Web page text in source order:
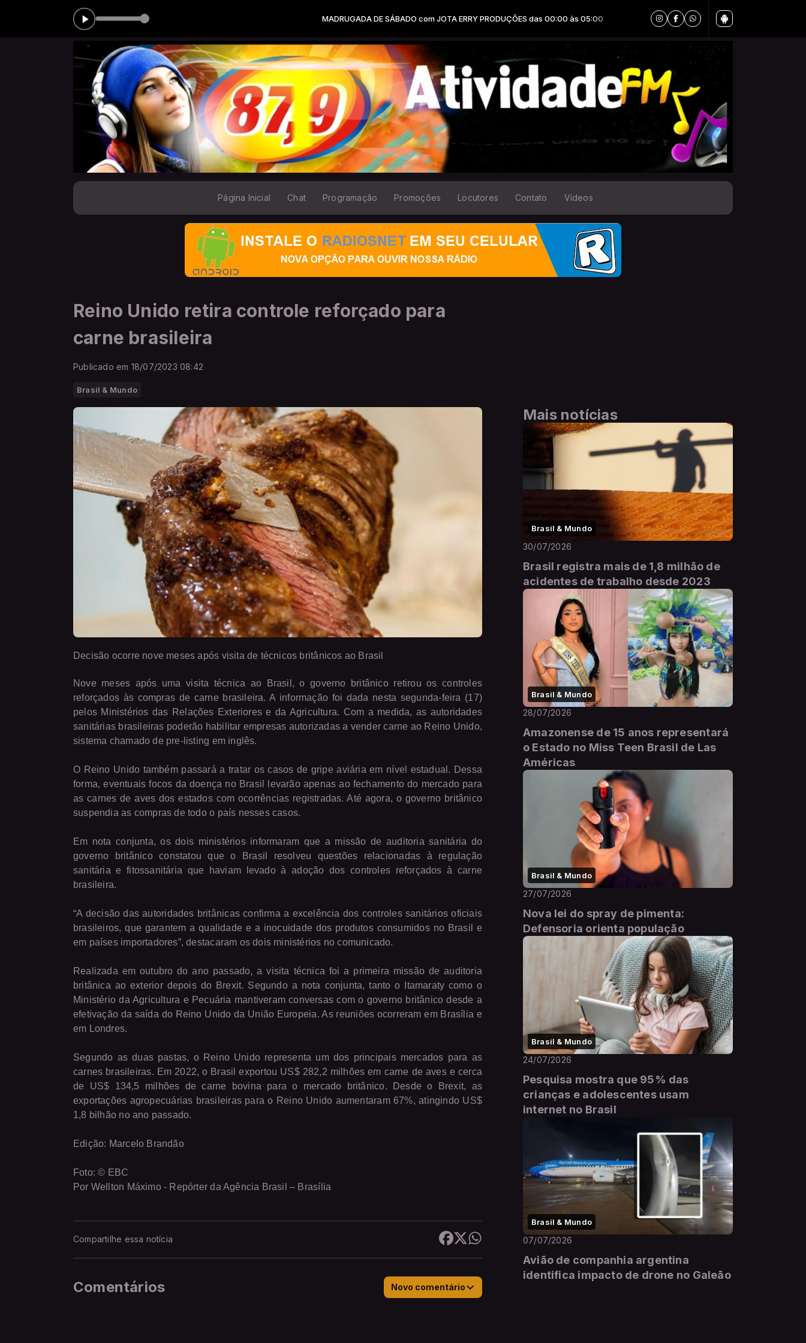
das 00:00 às 05:00 MADRUGADA DE SÁBADO com JOTA ERRY PRODUÇÕES das 00:00 às 05:00
Página Inicial Chat Programação Promoções Locutores Contato Vídeos
Reino Unido retira controle reforçado para
carne brasileira
Publicado em 18/07/2023 08:42
Brasil & Mundo
Decisão ocorre nove meses após visita de técnicos britânicos ao Brasil
Nove meses após uma visita técnica ao Brasil, o governo britânico retirou os controles
reforçados às compras de carne brasileira. A informação foi dada nesta segunda-feira (17)
pelos Ministérios das Relações Exteriores e da Agricultura. Com a medida, as autoridades
sanitárias brasileiras poderão habilitar empresas autorizadas a vender carne ao Reino Unido,
sistema chamado de pre-listing em inglês.
O Reino Unido também passará a tratar os casos de gripe aviária em nível estadual. Dessa
forma, eventuais focos da doença no Brasil levarão apenas ao fechamento do mercado para
as carnes de aves dos estados com ocorrências registradas. Até agora, o governo britânico
suspendia as compras de todo o país nesses casos.
Em nota conjunta, os dois ministérios informaram que a missão de auditoria sanitária do
governo britânico constatou que o Brasil resolveu questões relacionadas à regulação
sanitária e fitossanitária que haviam levado à adoção dos controles reforçados à carne
brasileira.
“A decisão das autoridades britânicas confirma a excelência dos controles sanitários oficiais
brasileiros, que garantem a qualidade e a inocuidade dos produtos consumidos no Brasil e
em países importadores”, destacaram os dois ministérios no comunicado.
Realizada em outubro do ano passado, a visita técnica foi a primeira missão de auditoria
britânica ao exterior depois do Brexit. Segundo a nota conjunta, tanto o Itamaraty como o
Ministério da Agricultura e Pecuária mantiveram conversas com o governo britânico desde a
efetivação da saída do Reino Unido da União Europeia. As reuniões ocorreram em Brasília e
em Londres.
Segundo as duas pastas, o Reino Unido representa um dos principais mercados para as
carnes brasileiras. Em 2022, o Brasil exportou US$ 282,2 milhões em carne de aves e cerca
de US$ 134,5 milhões de carne bovina para o mercado britânico. Desde o Brexit, as
exportações agropecuárias brasileiras para o Reino Unido aumentaram 67%, atingindo US$
1,8 bilhão no ano passado.
Edição: Marcelo Brandão
Foto: © EBC
Por Wellton Máximo - Repórter da Agência Brasil – Brasília
Compartilhe essa notícia
Comentários Novo comentário
Mais notícias
Brasil & Mundo
30/07/2026
Brasil registra mais de 1,8 milhão de
acidentes de trabalho desde 2023
Brasil & Mundo
28/07/2026
Amazonense de 15 anos representará
o Estado no Miss Teen Brasil de Las
Américas
Brasil & Mundo
27/07/2026
Nova lei do spray de pimenta:
Defensoria orienta população
Brasil & Mundo
24/07/2026
Pesquisa mostra que 95% das
crianças e adolescentes usam
internet no Brasil
Brasil & Mundo
07/07/2026
Avião de companhia argentina
identifica impacto de drone no Galeão